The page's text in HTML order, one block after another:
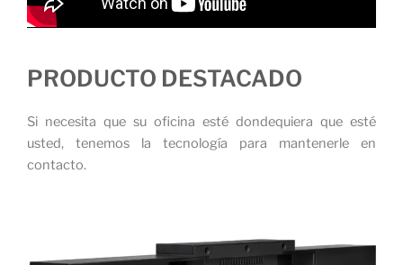
PRODUCTO DESTACADO
Si necesita que su oficina esté dondequiera que esté
usted, tenemos la tecnología para mantenerle en
contacto.